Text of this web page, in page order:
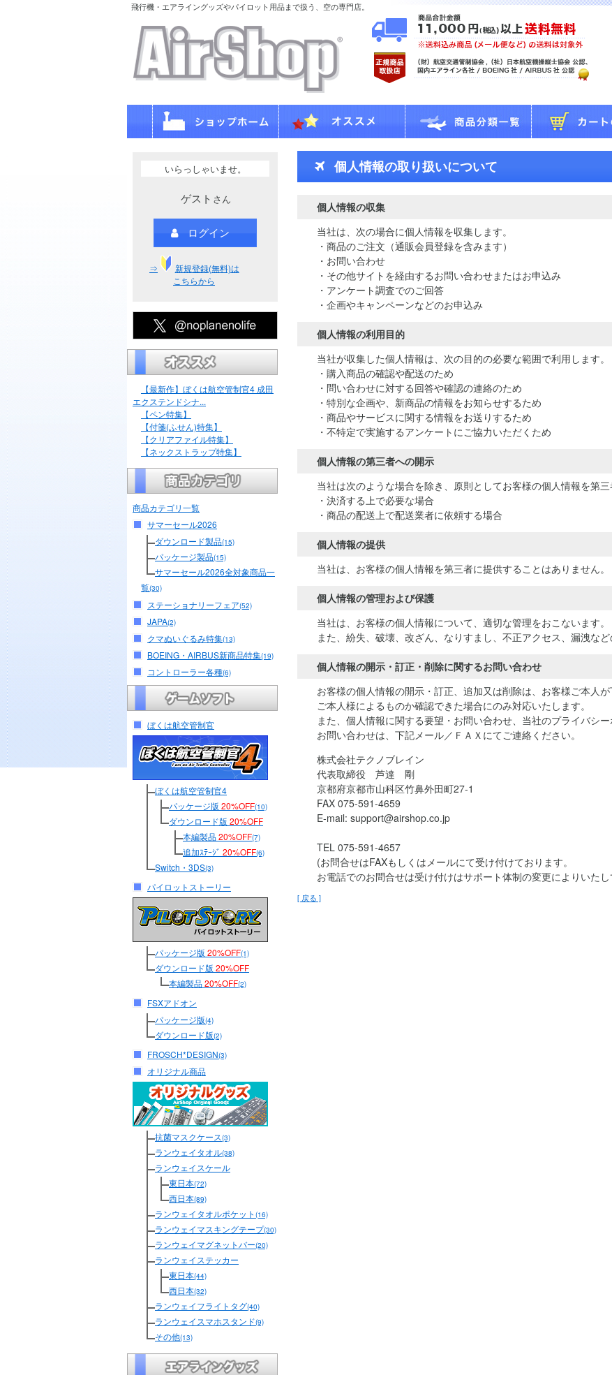
飛行機・エアライングッズやパイロット用品まで扱う、空の専門店。
いらっしゃいませ。
ゲスト さん
ログイン
⇒
新規登録(無料)は
こちらから
【最新作】ぼくは航空管制官4 成田
エクステンドシナ...
【ペン特集】
【付箋(ふせん)特集】
【クリアファイル特集】
【ネックストラップ特集】
商品カテゴリ一覧
サマーセール2026
ダウンロード製品(15)
パッケージ製品(15)
サマーセール2026全対象商品一
覧(30)
ステーショナリーフェア(52)
JAPA(2)
クマぬいぐるみ特集(13)
BOEING・AIRBUS新商品特集(19)
コントローラー各種(6)
ぼくは航空管制官
ぼくは航空管制官4
パッケージ版 20%OFF(10)
ダウンロード版 20%OFF
本編製品20%OFF(7)
追加ｽﾃｰｼﾞ 20%OFF(6)
Switch・3DS(3)
パイロットストーリー
パッケージ版 20%OFF(1)
ダウンロード版 20%OFF
本編製品20%OFF(2)
FSXアドオン
パッケージ版(4)
ダウンロード版(2)
FROSCH*DESIGN(3)
オリジナル商品
抗菌マスクケース(3)
ランウェイタオル(38)
ランウェイスケール
東日本(72)
西日本(89)
ランウェイタオルポケット (16)
ランウェイマスキングテープ(30)
ランウェイマグネットバー(20)
ランウェイステッカー
東日本(44)
西日本(32)
ランウェイフライトタグ(40)
ランウェイスマホスタンド(9)
その他(13)
個人情報の取り扱いについて
個人情報の収集
当社は、次の場合に個人情報を収集します。
・商品のご注文（通販会員登録を含みます）
・お問い合わせ
・その他サイトを経由するお問い合わせまたはお申込み
・アンケート調査でのご回答
・企画やキャンペーンなどのお申込み
個人情報の利用目的
当社が収集した個人情報は、次の目的の必要な範囲で利用します。
・購入商品の確認や配送のため
・問い合わせに対する回答や確認の連絡のため
・特別な企画や、新商品の情報をお知らせするため
・商品やサービスに関する情報をお送りするため
・不特定で実施するアンケートにご協力いただくため
個人情報の第三者への開示
当社は次のような場合を除き、原則としてお客様の個人情報を第三
・決済する上で必要な場合
・商品の配送上で配送業者に依頼する場合
個人情報の提供
当社は、お客様の個人情報を第三者に提供することはありません。
個人情報の管理および保護
当社は、お客様の個人情報について、適切な管理をおこないます。
また、紛失、破壊、改ざん、なりすまし、不正アクセス、漏洩など
個人情報の開示・訂正・削除に関するお問い合わせ
お客様の個人情報の開示・訂正、追加又は削除は、お客様ご本人が
ご本人様によるものか確認できた場合にのみ対応いたします。
また、個人情報に関する要望・お問い合わせ、当社のプライバシ
お問い合わせは、下記メール／ＦＡＸにてご連絡ください。
株式会社テクノブレイン
代表取締役 芦達 剛
京都府京都市山科区竹鼻外田町27-1
FAX 075-591-4659
E-mail: support@airshop.co.jp
TEL 075-591-4657
(お問合せはFAXもしくはメールにて受け付けております。
お電話でのお問合せは受け付けはサポート体制の変更によりいたし
[ 戻る ]